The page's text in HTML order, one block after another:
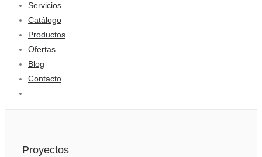
Servicios
Catálogo
Productos
Ofertas
Blog
Contacto
Proyectos